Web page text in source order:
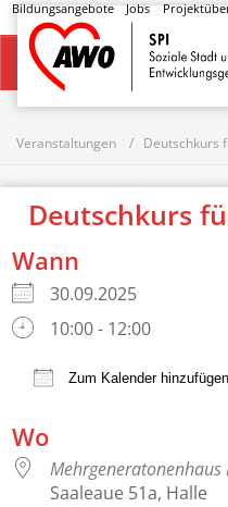
Bildungsangebote Jobs
Startseite
Veranstaltungen Deutschkurs
Deutschkurs
Wann
30.09.2025
10:00 - 12:00
Zum Kalender hinzufügen
Wo
Mehrgeneratonenhaus
Saaleaue 51a, Halle